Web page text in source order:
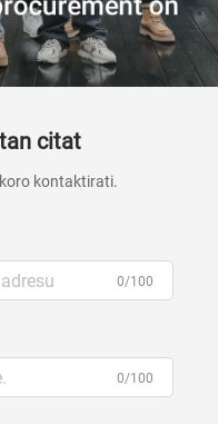
citat
kontaktirati.
0/100
0/100